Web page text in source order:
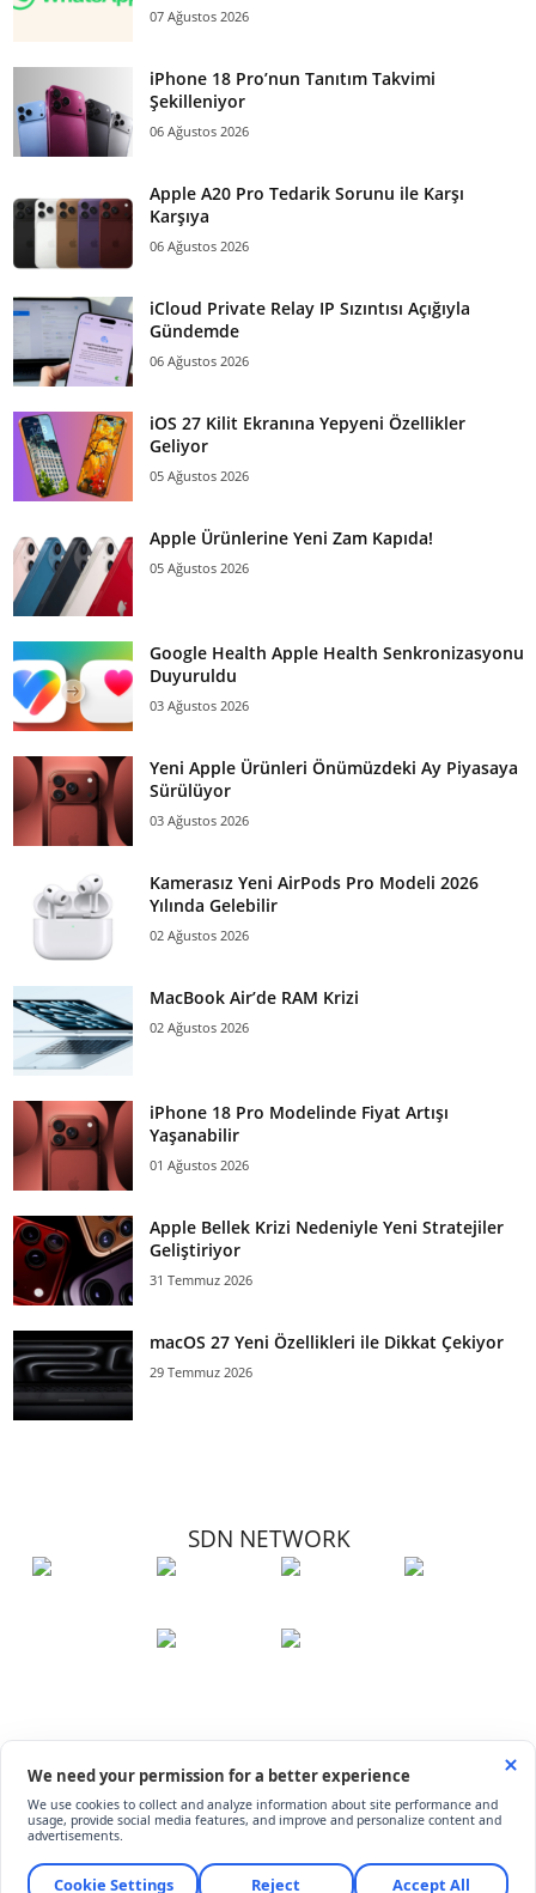
07 Ağustos 2026
iPhone 18 Pro’nun Tanıtım Takvimi
Şekilleniyor
06 Ağustos 2026
Apple A20 Pro Tedarik Sorunu ile Karşı
Karşıya
06 Ağustos 2026
iCloud Private Relay IP Sızıntısı Açığıyla
Gündemde
06 Ağustos 2026
iOS 27 Kilit Ekranına Yepyeni Özellikler
Geliyor
05 Ağustos 2026
Apple Ürünlerine Yeni Zam Kapıda!
05 Ağustos 2026
Google Health Apple Health Senkronizasyonu
Duyuruldu
03 Ağustos 2026
Yeni Apple Ürünleri Önümüzdeki Ay Piyasaya
Sürülüyor
03 Ağustos 2026
Kamerasız Yeni AirPods Pro Modeli 2026
Yılında Gelebilir
02 Ağustos 2026
MacBook Air’de RAM Krizi
02 Ağustos 2026
iPhone 18 Pro Modelinde Fiyat Artışı
Yaşanabilir
01 Ağustos 2026
Apple Bellek Krizi Nedeniyle Yeni Stratejiler
Geliştiriyor
31 Temmuz 2026
macOS 27 Yeni Özellikleri ile Dikkat Çekiyor
29 Temmuz 2026
SDN NETWORK